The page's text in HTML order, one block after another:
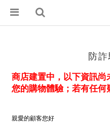
防
商店建置中，以下資訊
您的購物體驗；若有任何
親愛的顧客您好